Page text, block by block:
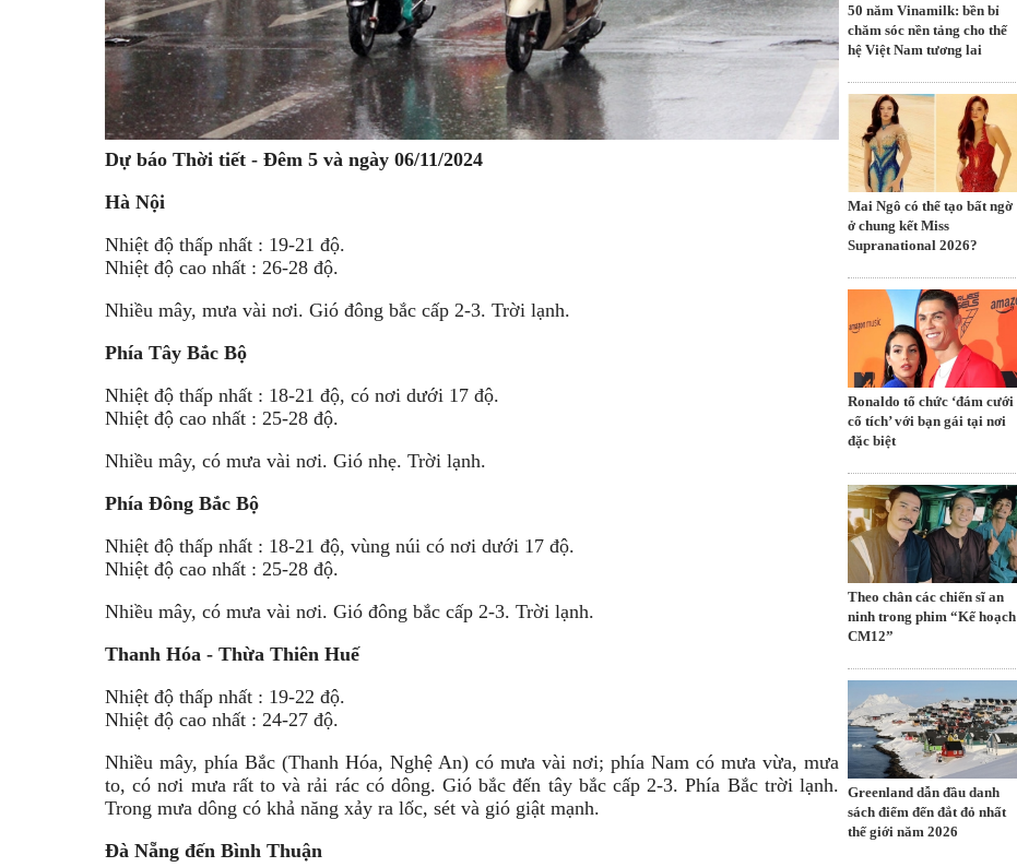
Dự báo Thời tiết - Đêm 5 và ngày 06/11/2024
Hà Nội
Nhiệt độ thấp nhất : 19-21 độ.
Nhiệt độ cao nhất : 26-28 độ.
Nhiều mây, mưa vài nơi. Gió đông bắc cấp 2-3. Trời lạnh.
Phía Tây Bắc Bộ
Nhiệt độ thấp nhất : 18-21 độ, có nơi dưới 17 độ.
Nhiệt độ cao nhất : 25-28 độ.
Nhiều mây, có mưa vài nơi. Gió nhẹ. Trời lạnh.
Phía Đông Bắc Bộ
Nhiệt độ thấp nhất : 18-21 độ, vùng núi có nơi dưới 17 độ.
Nhiệt độ cao nhất : 25-28 độ.
Nhiều mây, có mưa vài nơi. Gió đông bắc cấp 2-3. Trời lạnh.
Thanh Hóa - Thừa Thiên Huế
Nhiệt độ thấp nhất : 19-22 độ.
Nhiệt độ cao nhất : 24-27 độ.
Nhiều mây, phía Bắc (Thanh Hóa, Nghệ An) có mưa vài nơi; phía Nam có mưa vừa, mưa
to, có nơi mưa rất to và rải rác có dông. Gió bắc đến tây bắc cấp 2-3. Phía Bắc trời lạnh.
Trong mưa dông có khả năng xảy ra lốc, sét và gió giật mạnh.
Đà Nẵng đến Bình Thuận
50 năm Vinamilk: bền bỉ
chăm sóc nền tảng cho thế
hệ Việt Nam tương lai
Mai Ngô có thể tạo bất ngờ
ở chung kết Miss
Supranational 2026?
Ronaldo tổ chức ‘đám cưới
cổ tích’ với bạn gái tại nơi
đặc biệt
Theo chân các chiến sĩ an
ninh trong phim “Kế hoạch
CM12”
Greenland dẫn đầu danh
sách điểm đến đắt đỏ nhất
thế giới năm 2026